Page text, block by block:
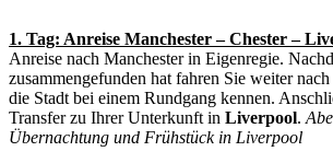
1. Tag: Anreise Manchester – Chester –
Anreise nach Manchester in Eigenregie.
zusammengefunden hat fahren Sie weiter nach
die Stadt bei einem Rundgang kennen.
Transfer zu Ihrer Unterkunft in Liverpool.
Übernachtung und Frühstück in Liverpool